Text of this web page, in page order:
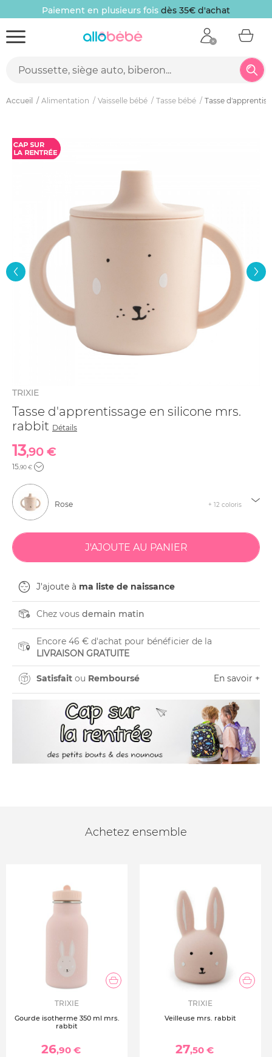
Paiement en plusieurs fois dès 35€ d'achat
Accueil Alimentation Vaisselle bébé Tasse bébé Tasse
TRIXIE
Tasse d'apprentissage en silicone mrs.
rabbit Détails
13,90 €
15,90 €
Rose + 12 coloris
J'ajoute à ma liste de naissance
Chez vous demain matin
Encore 46 € d'achat pour bénéficier de la
LIVRAISON GRATUITE
Satisfait ou Remboursé En savoir +
Achetez ensemble
TRIXIE
Gourde isotherme 350 ml mrs.
rabbit
26,90 €
TRIXIE
Veilleuse mrs. rabbit
27,50 €